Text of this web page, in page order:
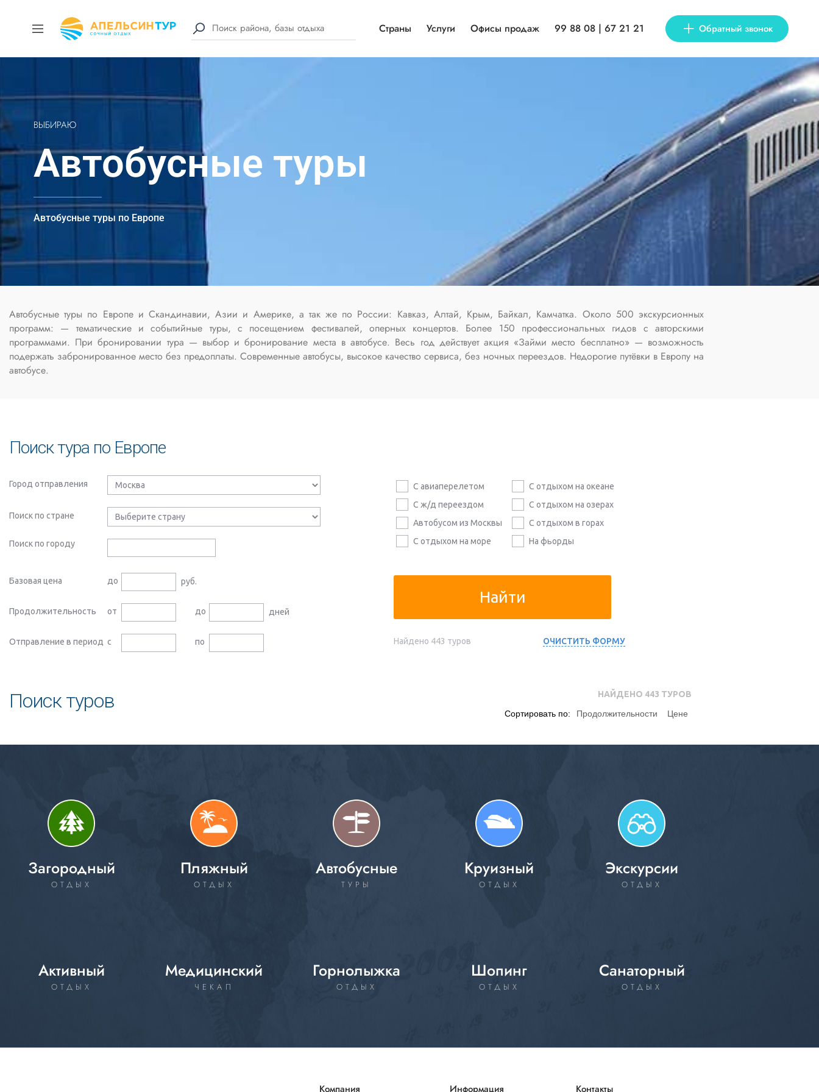
Страны Услуги Офисы продаж 99 88 08 | 67 21 21 Обратный звонок
ВЫБИРАЮ
Автобусные туры
Автобусные туры по Европе
Автобусные туры по Европе и Скандинавии, Азии и Америке, а так же по России: Кавказ, Алтай, Крым, Байкал, Камчатка. Около 500 экскурсионных
программ: — тематические и событийные туры, с посещением фестивалей, оперных концертов. Более 150 профессиональных гидов с авторскими
программами. При бронировании тура — выбор и бронирование места в автобусе. Весь год действует акция «Займи место бесплатно» — возможность
подержать забронированное место без предоплаты. Современные автобусы, высокое качество сервиса, без ночных переездов. Недорогие путёвки в Европу на
автобусе.
Поиск тура по Европе
Город отправления
Поиск по стране
Поиск по городу
Базовая цена до руб.
Продолжительность от до дней
Отправление в период с по
С авиаперелетом
С ж/д переездом
Автобусом из Москвы
С отдыхом на море
С отдыхом на океане
С отдыхом на озерах
С отдыхом в горах
На фьорды
Найти
Найдено 443 туров ОЧИСТИТЬ ФОРМУ
Поиск туров НАЙДЕНО 443 ТУРОВ
Сортировать по:
Продолжительности Цене
Загородный
ОТДЫХ
Активный
ОТДЫХ
Пляжный
ОТДЫХ
Медицинский
ЧЕКАП
Автобусные
ТУРЫ
Горнолыжка
ОТДЫХ
Круизный
ОТДЫХ
Шопинг
ОТДЫХ
Экскурсии
ОТДЫХ
Санаторный
ОТДЫХ
Компания Информация Контакты